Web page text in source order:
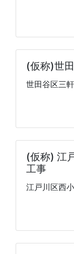
(仮称)世
世田谷区三
(仮称) 江
工事
江戸川区西